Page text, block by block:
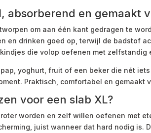
absorberend en gemaakt
om aan één kant gedragen te
en drinken goed op, terwijl de badstof
die volop oefenen met zelfstandig
yoghurt, fruit of een beker die nét
Praktisch, comfortabel en gemaakt
voor een slab XL?
worden en zelf willen oefenen met
juist wanneer dat hard nodig is.